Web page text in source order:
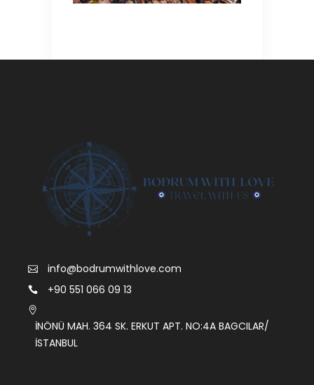
info@bodrumwithlove.com
+90 551 066 09 13
İNÖNÜ MAH. 364 SK. ERKUT APT. NO:4A BAGCILAR/
İSTANBUL